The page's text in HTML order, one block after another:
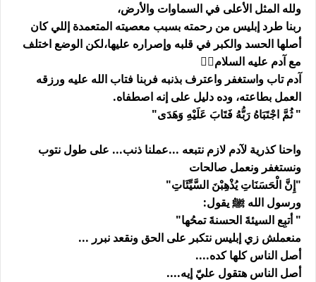
ولله المثل الأعلى في السماوات والأرض،
ربنا طرد إبليس من رحمته بسبب معصيته المتعمدة إللي كان
أصلها الحسد والكبر في قلبه وإصراره عليها،لكن الوضع اختلف
مع آدم عليه السلام💁‍♂️
آدم تاب واستغفر واعترف بذنبه فربنا فتاب الله عليه ورزقه
العمل بطاعته، وده دليل على إنه اصطفاه.
" ثُمَّ اجْتَبَاهُ رَبُّهُ فَتَابَ عَلَيْهِ وَهَدَى"
واحنا كذرية لآدم لازم نتبعه ...عملنا ذنب... على طول نتوب
ونستغفر ونعمل صالحات
"إِنَّ الْحَسَنَاتِ يُذْهِبْنَ السَّيِّئَاتِ"
ورسول الله ﷺ يقول:
" أتبِع السيئةَ الحسنةَ تمحُها"
منعملش زي إبليس نتكبر على الحق ونقعد نبرر ...
أصل الناس كلها كده....
أصل الناس هتقول عليّ إيه....